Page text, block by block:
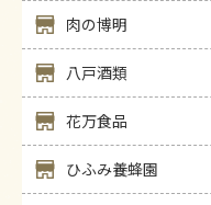
肉の博明
八戸酒類
花万食品
ひふみ養蜂園